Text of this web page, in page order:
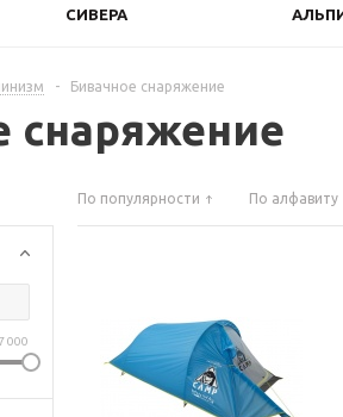
СИВЕРА
- Бивачное снаряжение
снаряжение
000
По популярности По алфавиту